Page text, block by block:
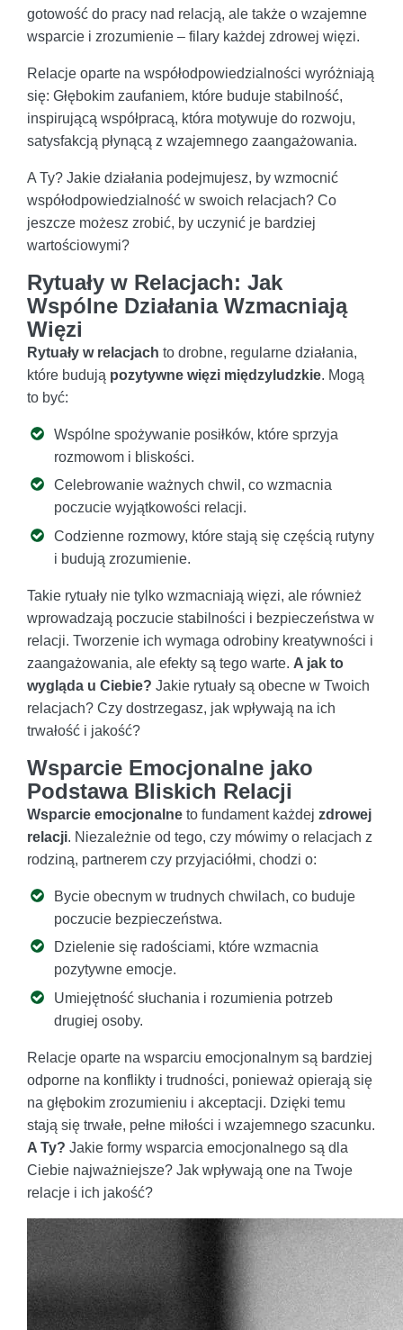
gotowość do pracy nad relacją, ale także o wzajemne
wsparcie i zrozumienie – filary każdej zdrowej więzi.
Relacje oparte na współodpowiedzialności wyróżniają
się: Głębokim zaufaniem, które buduje stabilność,
inspirującą współpracą, która motywuje do rozwoju,
satysfakcją płynącą z wzajemnego zaangażowania.
A Ty? Jakie działania podejmujesz, by wzmocnić
współodpowiedzialność w swoich relacjach? Co
jeszcze możesz zrobić, by uczynić je bardziej
wartościowymi?
Rytuały w Relacjach: Jak
Wspólne Działania Wzmacniają
Więzi
Rytuały w relacjach to drobne, regularne działania,
które budują pozytywne więzi międzyludzkie. Mogą
to być:
Wspólne spożywanie posiłków, które sprzyja
rozmowom i bliskości.
Celebrowanie ważnych chwil, co wzmacnia
poczucie wyjątkowości relacji.
Codzienne rozmowy, które stają się częścią rutyny
i budują zrozumienie.
Takie rytuały nie tylko wzmacniają więzi, ale również
wprowadzają poczucie stabilności i bezpieczeństwa w
relacji. Tworzenie ich wymaga odrobiny kreatywności i
zaangażowania, ale efekty są tego warte. A jak to
wygląda u Ciebie? Jakie rytuały są obecne w Twoich
relacjach? Czy dostrzegasz, jak wpływają na ich
trwałość i jakość?
Wsparcie Emocjonalne jako
Podstawa Bliskich Relacji
Wsparcie emocjonalne to fundament każdej zdrowej
relacji. Niezależnie od tego, czy mówimy o relacjach z
rodziną, partnerem czy przyjaciółmi, chodzi o:
Bycie obecnym w trudnych chwilach, co buduje
poczucie bezpieczeństwa.
Dzielenie się radościami, które wzmacnia
pozytywne emocje.
Umiejętność słuchania i rozumienia potrzeb
drugiej osoby.
Relacje oparte na wsparciu emocjonalnym są bardziej
odporne na konflikty i trudności, ponieważ opierają się
na głębokim zrozumieniu i akceptacji. Dzięki temu
stają się trwałe, pełne miłości i wzajemnego szacunku.
A Ty? Jakie formy wsparcia emocjonalnego są dla
Ciebie najważniejsze? Jak wpływają one na Twoje
relacje i ich jakość?